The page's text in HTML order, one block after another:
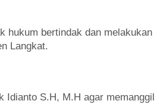
hukum bertindak dan melakukan
Langkat.
Idianto S.H, M.H agar memanggil